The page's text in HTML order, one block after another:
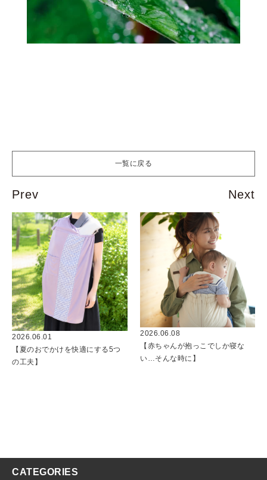
一覧に戻る
2026.06.01
【夏のおでかけを快適にする5つ
の工夫】
2026.06.08
【赤ちゃんが抱っこでしか寝な
い…そんな時に】
CATEGORIES